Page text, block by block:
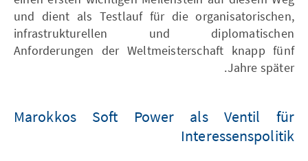
und dient als Testlauf für die organisatorischen,
infrastrukturellen und diplomatischen
Anforderungen der Weltmeisterschaft knapp fünf
Jahre später.
Marokkos Soft Power als Ventil für
Interessenspolitik